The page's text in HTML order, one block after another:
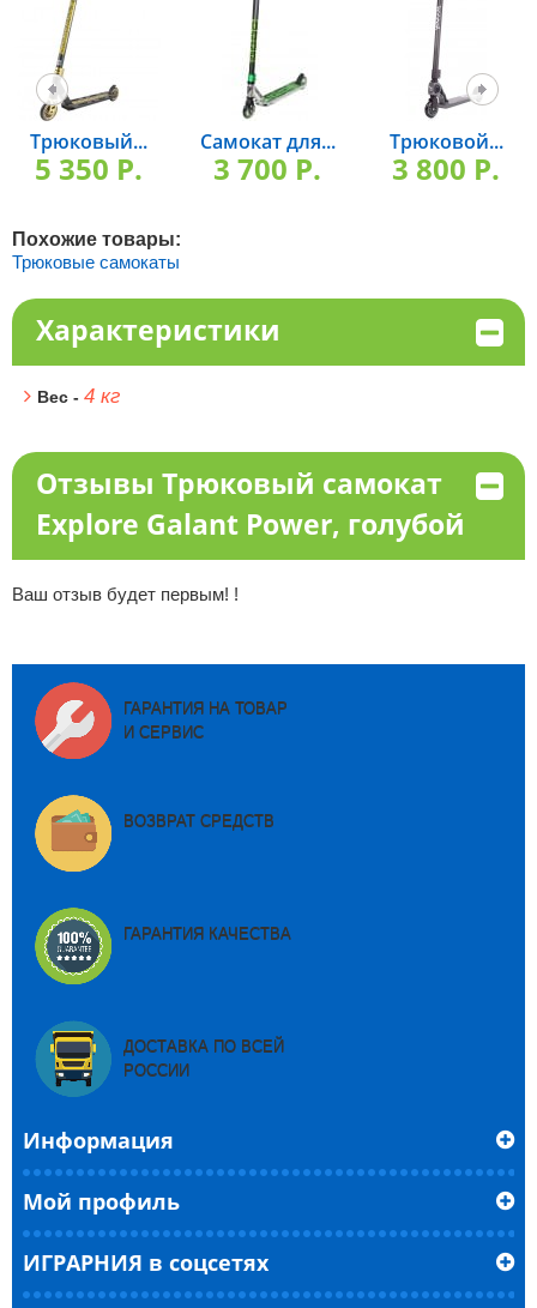
Трюковый...
5 350 P.
Самокат для...
3 700 P.
Трюковой...
3 800 P.
Похожие товары:
Трюковые самокаты
Характеристики
Вес - 4 кг
Отзывы Трюковый самокат
Explore Galant Power, голубой
Ваш отзыв будет первым! !
ГАРАНТИЯ НА ТОВАР
И СЕРВИС
ВОЗВРАТ СРЕДСТВ
ГАРАНТИЯ КАЧЕСТВА
ДОСТАВКА ПО ВСЕЙ
РОССИИ
Информация
Мой профиль
ИГРАРНИЯ в соцсетях